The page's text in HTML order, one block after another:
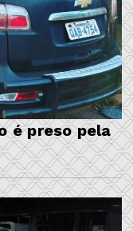
é preso pela